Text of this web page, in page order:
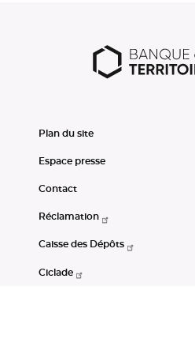
Plan du site
Espace presse
Contact
Réclamation
Caisse des Dépôts
Ciclade